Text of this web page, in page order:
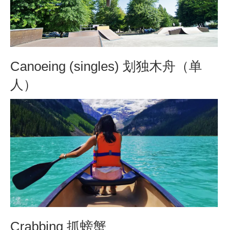
Canoeing (singles) 划独木舟（单
人）
Crabbing 抓螃蟹